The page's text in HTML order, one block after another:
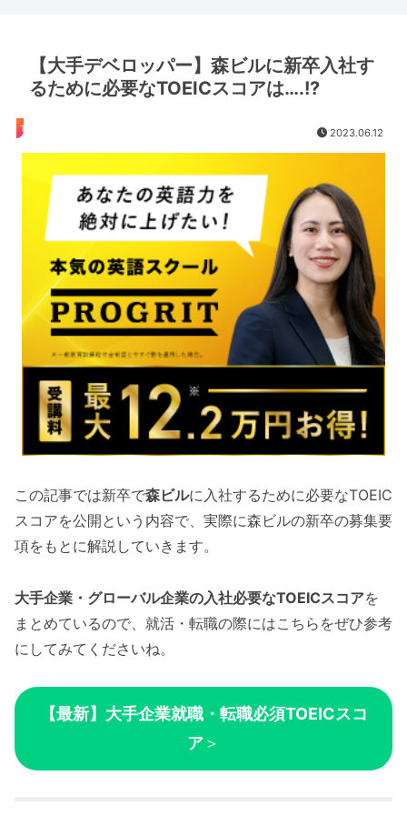
【大手デベロッパー】森ビルに新卒入社す
るために必要なTOEICスコアは….!?
TOEIC 2023.06.12
この記事では新卒で森ビルに入社するために必要なTOEIC
スコアを公開という内容で、実際に森ビルの新卒の募集要
項をもとに解説していきます。
大手企業・グローバル企業の入社必要なTOEICスコアを
まとめているので、就活・転職の際にはこちらをぜひ参考
にしてみてくださいね。
【最新】大手企業就職・転職必須TOEICスコ
ア＞